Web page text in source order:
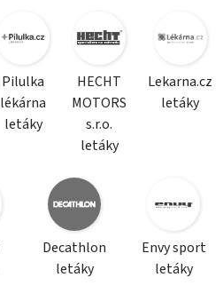
Pilulka
lékárna
letáky
HECHT
MOTORS
s.r.o.
letáky
Lekarna.cz
letáky
Decathlon
letáky
Envy sport
letáky